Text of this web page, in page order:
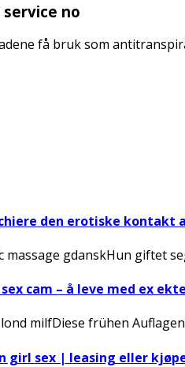
no
få bruk som
den erotiske kontakt
gdanskHun giftet
cam – å leve med ex
milfDiese frühen
girl sex | leasing eller